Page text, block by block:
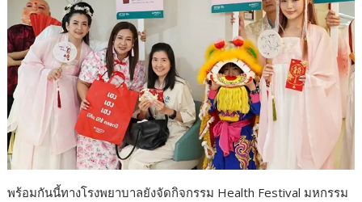
พร้อมกันนี้ทางโรงพยาบาลยังจัดกิจกรรม Health Festival มหกรรม